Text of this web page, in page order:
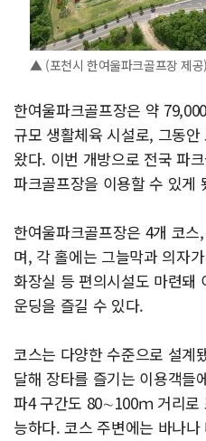
▲ (포천시 한여울파크골프장 제공)
한여울파크골프장은 약
규모 생활체육 시설로, 그동
왔다. 이번 개방으로 전국 파
파크골프장을 이용할 수 있게
한여울파크골프장은 4개 코
며, 각 홀에는 그늘막과 의자
화장실 등 편의시설도 마련돼
운딩을 즐길 수 있다.
코스는 다양한 수준으로 설계
달해 장타를 즐기는 이용객들
파4 구간도 80∼100ｍ 거리로
능하다. 코스 주변에는 바나